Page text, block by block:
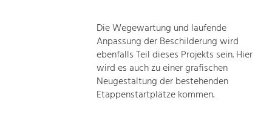
Die Wegewartung und laufende
Anpassung der Beschilderung wird
ebenfalls Teil dieses Projekts sein. Hier
wird es auch zu einer grafischen
Neugestaltung der bestehenden
Etappenstartplätze kommen.